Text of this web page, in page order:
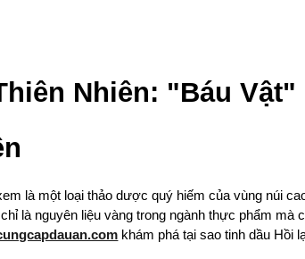
Nhiên: "Báu
là một loại thảo dược quý hiếm của vùng núi
là nguyên liệu vàng trong ngành thực phẩm mà
khám phá tại sao tinh dầu Hồi